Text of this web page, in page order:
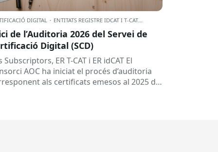
DIGITAL · ENTITATS REGISTRE IDCAT I T-CAT
de l’Auditoria 2026 del Servei de
Digital (SCD)
Subscriptors, ER T-CAT i ER idCAT El
AOC ha iniciat el procés d’auditoria
als certificats emesos al 2025 del